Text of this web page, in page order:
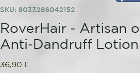
SKU: 8033286042152
RoverHair - Artisan
Anti-Dandruff Lotion
36,90 €Price